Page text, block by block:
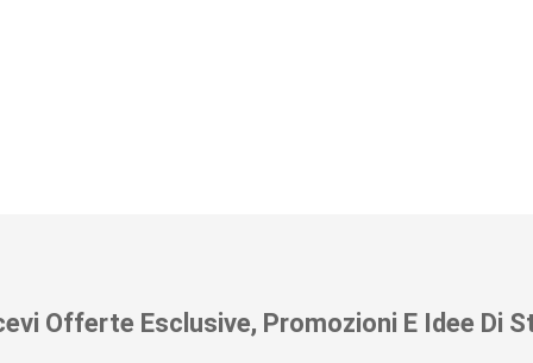
Offerte Esclusive, Promozioni E Idee Di